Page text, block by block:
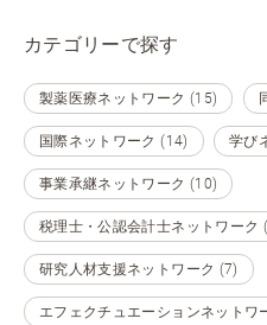
カテゴリーで探す
製薬医療ネットワーク (15)
国際ネットワーク (14) 学び
事業承継ネットワーク (10)
税理士・公認会計士ネットワーク
研究人材支援ネットワーク (7)
エフェクチュエーションネットワ